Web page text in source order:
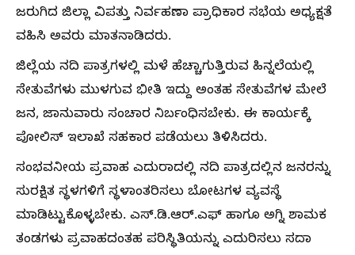
ಜರುಗಿದ ಜಿಲ್ಲಾ ವಿಪತ್ತು ನಿರ್ವಹಣಾ ಪ್ರಾಧಿಕಾರ ಸಭೆಯ ಅಧ್ಯಕ್ಷತೆ
ವಹಿಸಿ ಅವರು ಮಾತನಾಡಿದರು.
ಜಿಲ್ಲೆಯ ನದಿ ಪಾತ್ರಗಳಲ್ಲಿ ಮಳೆ ಹೆಚ್ಚಾಗುತ್ತಿರುವ ಹಿನ್ನಲೆಯಲ್ಲಿ
ಸೇತುವೆಗಳು ಮುಳಗುವ‌ ಭೀತಿ‌ ಇದ್ದು ಅಂತಹ ಸೇತುವೆಗಳ ಮೇಲೆ
ಜನ, ಜಾನುವಾರು ಸಂಚಾರ ನಿರ್ಬಂಧಿಸಬೇಕು. ಈ ಕಾರ್ಯಕ್ಕೆ
ಪೋಲಿಸ್ ಇಲಾಖೆ ಸಹಕಾರ ಪಡೆಯಲು ತಿಳಿಸಿದರು.
ಸಂಭವನೀಯ ಪ್ರವಾಹ ಎದುರಾದಲ್ಲಿ ನದಿ ಪಾತ್ರದಲ್ಲಿನ ಜನರನ್ನು
ಸುರಕ್ಷಿತ ಸ್ಥಳಗಳಿಗೆ ಸ್ಥಳಾಂತರಿಸಲು ಬೋಟಗಳ ವ್ಯವಸ್ಥೆ
ಮಾಡಿಟ್ಟುಕೊಳ್ಳಬೇಕು. ಎಸ್.ಡಿ.ಆರ್.ಎಫ್ ಹಾಗೂ ಅಗ್ನಿ ಶಾಮಕ
ತಂಡಗಳು ಪ್ರವಾಹದಂತಹ ಪರಿಸ್ಥಿತಿಯನ್ನು ಎದುರಿಸಲು ಸದಾ